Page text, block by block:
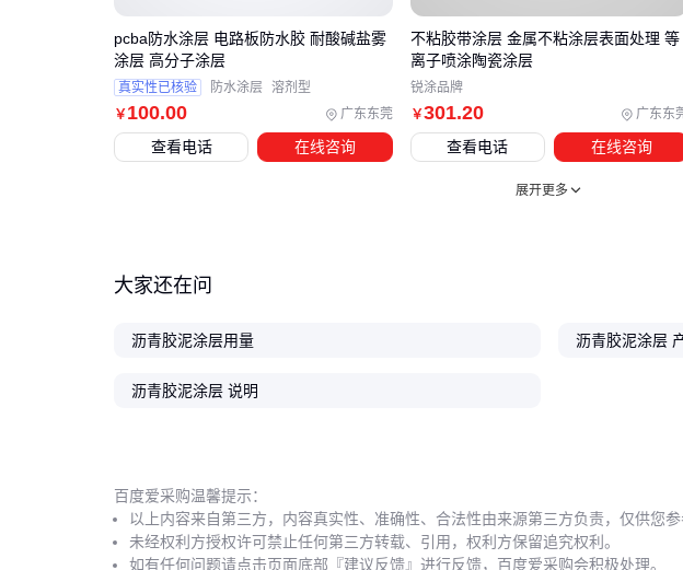
冬季极端低温后、夏季
化大的地区要增加检查
就像
考虑长期可靠性。从防
键是根据实际使用环境
发挥价值。
￥ 100.00 广东东莞
pcba防水涂层 电路板防水胶 耐酸碱盐雾
涂层 高分子涂层
真实性已核验 防水涂层 溶剂型
查看电话 在线咨询
￥301.20 广东东
不粘胶带涂层 金属不粘涂层表面处理 等
离子喷涂陶瓷涂层
锐涂品牌
查看电话 在线咨询
展开更多
大家还在问
沥青胶泥涂层用量 沥青胶泥涂层
沥青胶泥涂层 说明
百度爱采购温馨提示：
以上内容来自第三方，内容真实性、准确性、合法性由来源第三方负责，仅供您参
未经权利方授权许可禁止任何第三方转载、引用，权利方保留追究权利。
如有任何问题请点击页面底部『建议反馈』进行反馈，百度爱采购会积极处理。